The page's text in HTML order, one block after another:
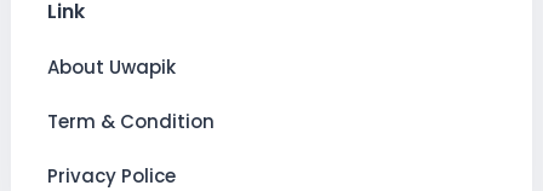
Link
About Uwapik
Term & Condition
Privacy Police